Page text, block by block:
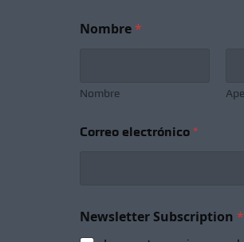
Nombre*
Nombre
Correo electrónico *
u
b
Newsletter Subscription *